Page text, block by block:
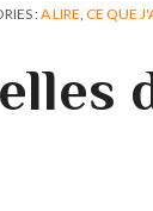
:A LIRE, CE QUE